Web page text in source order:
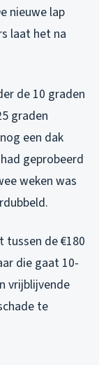
nieuwe lap
laat het na
de 10 graden
graden
een dak
geprobeerd
weken was
tussen de €180
die gaat 10-
vrijblijvende
te